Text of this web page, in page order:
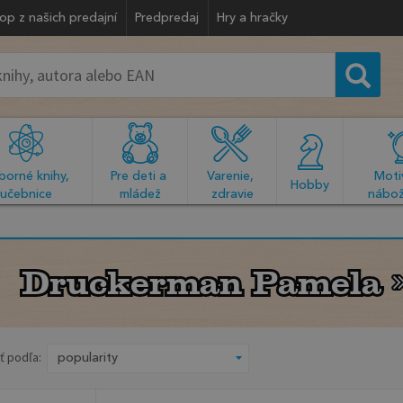
z našich predajní Predpredaj Hry a hračky
knihy,
učebnice
Pre deti a
mládež
Varenie,
zdravie
Hobby
Druckerman Pamela
Druckerman Pamela
podľa: